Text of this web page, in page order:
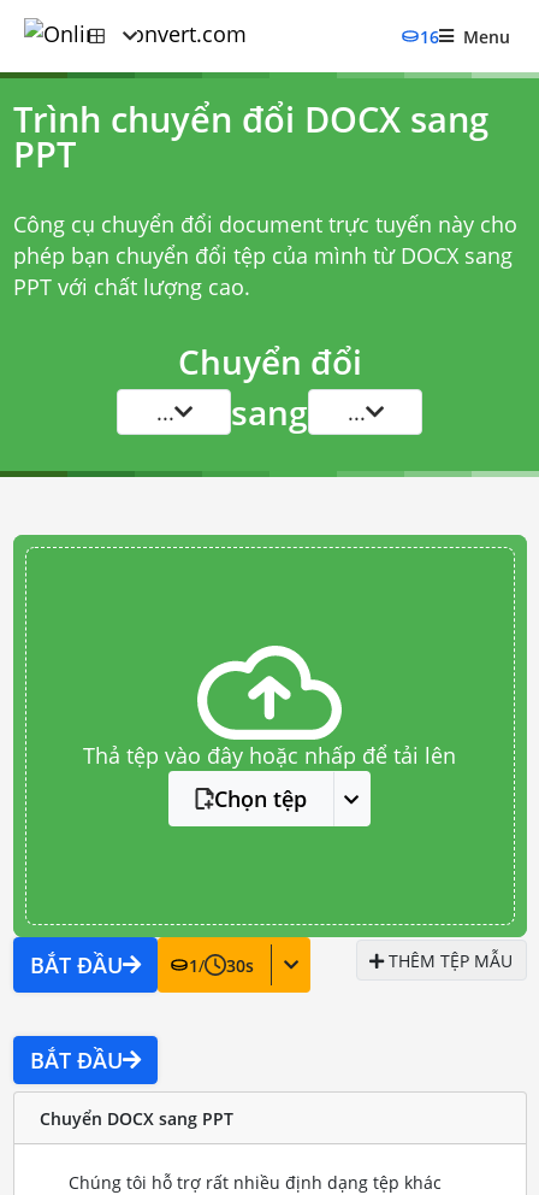
16 Menu
Trình chuyển đổi DOCX sang
PPT
Công cụ chuyển đổi document trực tuyến này cho
phép bạn chuyển đổi tệp của mình từ DOCX sang
PPT với chất lượng cao.
Chuyển đổi
... sang ...
Thả tệp vào đây hoặc nhấp để tải lên
Chọn tệp
BẮT ĐẦU 1/ 30s THÊM TỆP MẪU
BẮT ĐẦU
Chuyển DOCX sang PPT
Chúng tôi hỗ trợ rất nhiều định dạng tệp khác